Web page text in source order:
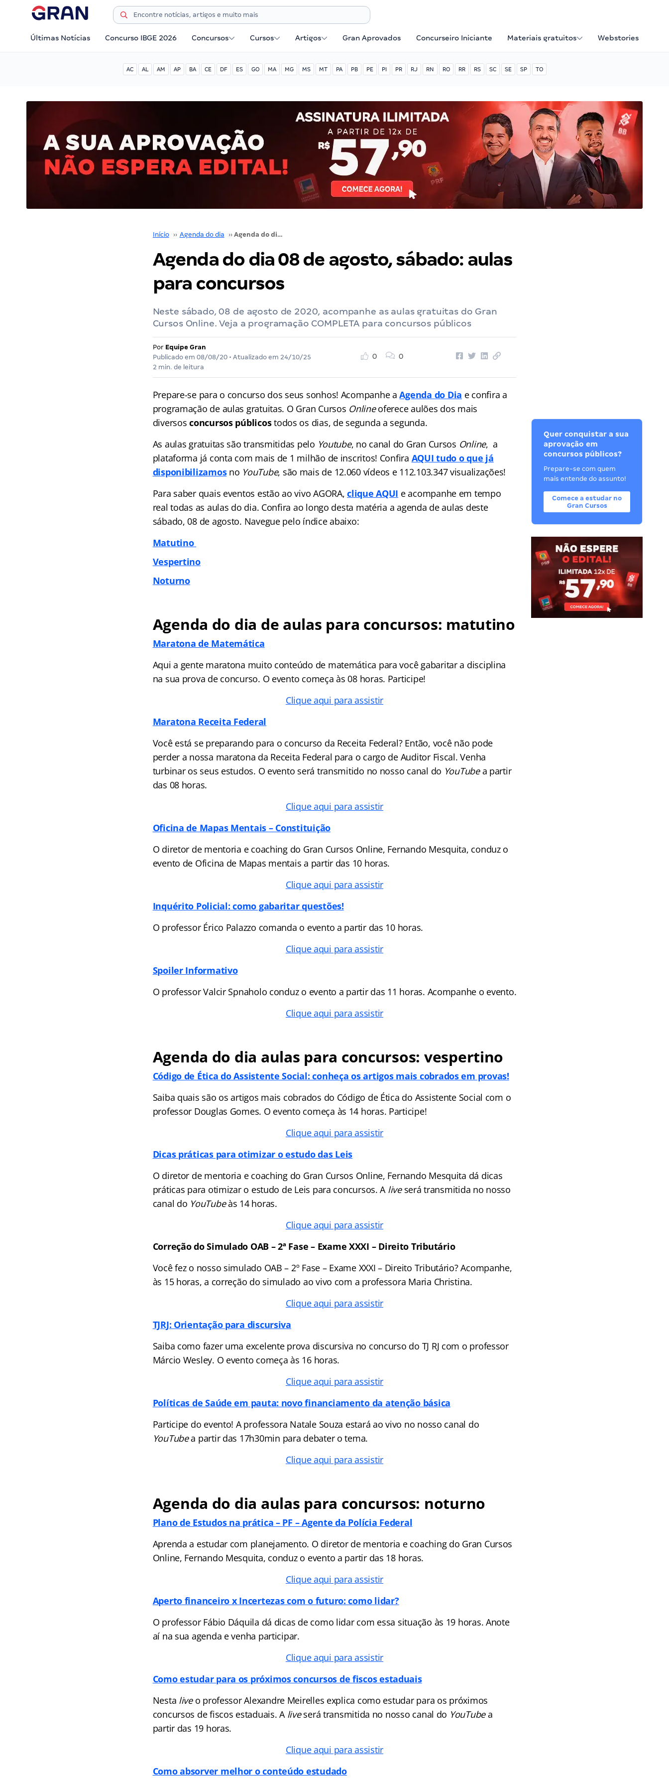
Últimas Notícias Concurso IBGE 2026 Concursos Cursos Artigos Gran Aprovados Concurseiro Iniciante Materiais gratuitos Webstories
AC AL AM AP BA CE DF ES GO MA MG MS MT PA PB PE PI PR RJ RN RO RR RS SC SE SP TO
Início ›› Agenda do dia ›› Agenda do dia 08 de agosto, sábado: aulas para concursos
Agenda do dia 08 de agosto, sábado: aulas
para concursos
Neste sábado, 08 de agosto de 2020, acompanhe as aulas gratuitas do Gran
Cursos Online. Veja a programação COMPLETA para concursos públicos
Por Equipe Gran
Publicado em 08/08/20• Atualizado em 24/10/25
2 min. de leitura
0 0
Prepare-se para o concurso dos seus sonhos! Acompanhe aAgenda do Dia e confira a
programação de aulas gratuitas. O Gran Cursos Onlineoferece aulões dos mais
diversosconcursos públicostodos os dias, de segunda a segunda.
As aulas gratuitas são transmitidas pelo Youtube, no canal do Gran Cursos Online, a
plataforma já conta com mais de 1 milhão de inscritos! Confira AQUI tudo o que já
disponibilizamosno YouTube, são mais de 12.060 vídeos e 112.103.347 visualizações!
Para saber quais eventos estão ao vivo AGORA,clique AQUI e acompanhe em tempo
real todas as aulas do dia. Confira ao longo desta matéria a agenda de aulas deste
sábado, 08 de agosto. Navegue pelo índice abaixo:
Matutino
Vespertino
Noturno
Agenda do dia de aulas para concursos: matutino
Maratona de Matemática
Aqui a gente maratona muito conteúdo de matemática para você gabaritar a disciplina
na sua prova de concurso. O evento começa às 08 horas. Participe!
Clique aqui para assistir
Maratona Receita Federal
Você está se preparando para o concurso da Receita Federal? Então, você não pode
perder a nossa maratona da Receita Federal para o cargo de Auditor Fiscal. Venha
turbinar os seus estudos. O evento será transmitido no nosso canal do YouTubea partir
das 08 horas.
Clique aqui para assistir
Oficina de Mapas Mentais – Constituição
O diretor de mentoria e coaching do Gran Cursos Online, Fernando Mesquita, conduz o
evento de Oficina de Mapas mentais a partir das 10 horas.
Clique aqui para assistir
Inquérito Policial: como gabaritar questões!
O professor Érico Palazzo comanda o evento a partir das 10 horas.
Clique aqui para assistir
Spoiler Informativo
O professor Valcir Spnaholo conduz o evento a partir das 11 horas. Acompanhe o evento.
Clique aqui para assistir
Agenda do dia aulas para concursos: vespertino
Código de Ética do Assistente Social: conheça os artigos mais cobrados em provas!
Saiba quais são os artigos mais cobrados do Código de Ética do Assistente Social com o
professor Douglas Gomes. O evento começa às 14 horas. Participe!
Clique aqui para assistir
Dicas práticas para otimizar o estudo das Leis
O diretor de mentoria e coaching do Gran Cursos Online, Fernando Mesquita dá dicas
práticas para otimizar o estudo de Leis para concursos. A liveserá transmitida no nosso
canal do YouTubeàs 14 horas.
Clique aqui para assistir
Correção do Simulado OAB – 2ª Fase – Exame XXXI – Direito Tributário
Você fez o nosso simulado OAB – 2º Fase – Exame XXXI – Direito Tributário? Acompanhe,
às 15 horas, a correção do simulado ao vivo com a professora Maria Christina.
Clique aqui para assistir
TJRJ: Orientação para discursiva
Saiba como fazer uma excelente prova discursiva no concurso do TJ RJ com o professor
Márcio Wesley. O evento começa às 16 horas.
Clique aqui para assistir
Políticas de Saúde em pauta: novo financiamento da atenção básica
Participe do evento! A professora Natale Souza estará ao vivo no nosso canal do
YouTubea partir das 17h30min para debater o tema.
Clique aqui para assistir
Agenda do dia aulas para concursos: noturno
Plano de Estudos na prática – PF – Agente da Polícia Federal
Aprenda a estudar com planejamento. O diretor de mentoria e coaching do Gran Cursos
Online, Fernando Mesquita, conduz o evento a partir das 18 horas.
Clique aqui para assistir
Aperto financeiro x Incertezas com o futuro: como lidar?
O professor Fábio Dáquila dá dicas de como lidar com essa situação às 19 horas. Anote
aí na sua agenda e venha participar.
Clique aqui para assistir
Como estudar para os próximos concursos de fiscos estaduais
Nesta liveo professor Alexandre Meirelles explica como estudar para os próximos
concursos de fiscos estaduais. Aliveserá transmitida no nosso canal do YouTubea
partir das 19 horas.
Clique aqui para assistir
Como absorver melhor o conteúdo estudado
Quer conquistar a sua
aprovação em
concursos públicos?
Prepare-se com quem
mais entende do assunto!
Comece a estudar no
Gran Cursos